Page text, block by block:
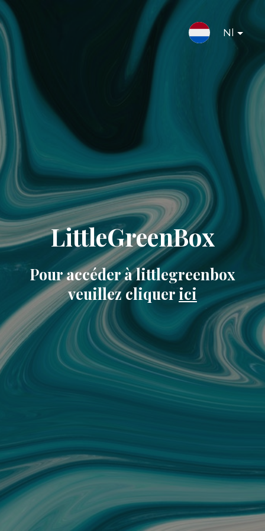
Nl
LittleGreenBox
Pour accéder à littlegreenbox
veuillez cliquer ici